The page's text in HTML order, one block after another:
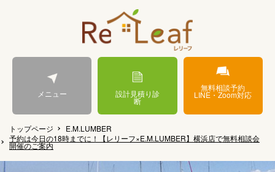
メニュー 設計見積り診
断
無料相談予約
LINE・Zoom対応
トップページ
E.M.LUMBER
予約は今日の18時までに！【レリーフ×E.M.LUMBER】横浜店で無料相談会
開催のご案内